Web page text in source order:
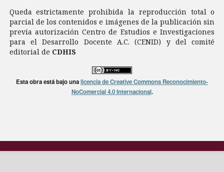
Queda estrictamente prohibida la reproducción total o
parcial de los contenidos e imágenes de la publicación sin
previa autorización Centro de Estudios e Investigaciones
para el Desarrollo Docente A.C. (CENID) y del comité
editorial de CDHIS
Esta obra está bajo unalicencia de Creative Commons Reconocimiento-
NoComercial 4.0 Internacional.